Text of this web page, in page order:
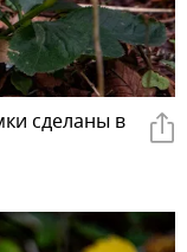
сделаны в